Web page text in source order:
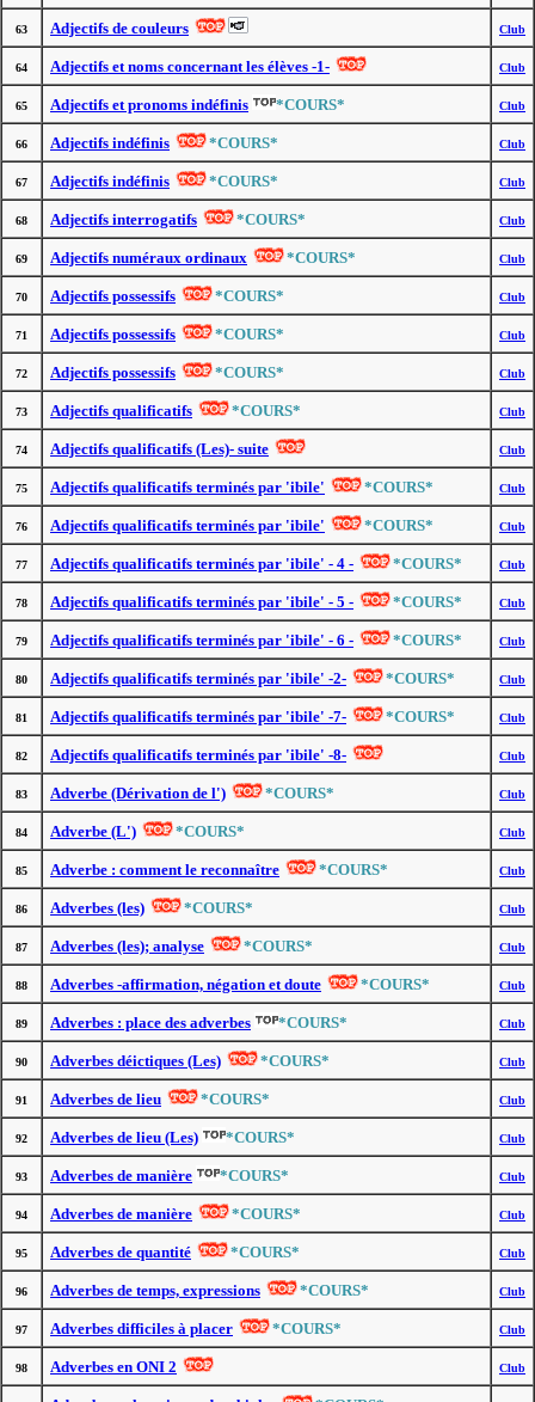
63 Adjectifs de couleurs Club
64 Adjectifs et noms concernant les élèves -1- Club
65 Adjectifs et pronoms indéfinis *COURS* Club
66 Adjectifs indéfinis *COURS* Club
67 Adjectifs indéfinis *COURS* Club
68 Adjectifs interrogatifs *COURS* Club
69 Adjectifs numéraux ordinaux *COURS* Club
70 Adjectifs possessifs *COURS* Club
71 Adjectifs possessifs *COURS* Club
72 Adjectifs possessifs *COURS* Club
73 Adjectifs qualificatifs *COURS* Club
74 Adjectifs qualificatifs (Les)- suite Club
75 Adjectifs qualificatifs terminés par 'ibile' *COURS* Club
76 Adjectifs qualificatifs terminés par 'ibile' *COURS* Club
77 Adjectifs qualificatifs terminés par 'ibile' - 4 - *COURS* Club
78 Adjectifs qualificatifs terminés par 'ibile' - 5 - *COURS* Club
79 Adjectifs qualificatifs terminés par 'ibile' - 6 - *COURS* Club
80 Adjectifs qualificatifs terminés par 'ibile' -2- *COURS* Club
81 Adjectifs qualificatifs terminés par 'ibile' -7- *COURS* Club
82 Adjectifs qualificatifs terminés par 'ibile' -8- Club
83 Adverbe (Dérivation de l') *COURS* Club
84 Adverbe (L') *COURS* Club
85 Adverbe : comment le reconnaître *COURS* Club
86 Adverbes (les) *COURS* Club
87 Adverbes (les); analyse *COURS* Club
88 Adverbes -affirmation, négation et doute *COURS* Club
89 Adverbes : place des adverbes *COURS* Club
90 Adverbes déictiques (Les) *COURS* Club
91 Adverbes de lieu *COURS* Club
92 Adverbes de lieu (Les) *COURS* Club
93 Adverbes de manière *COURS* Club
94 Adverbes de manière *COURS* Club
95 Adverbes de quantité *COURS* Club
96 Adverbes de temps, expressions *COURS* Club
97 Adverbes difficiles à placer *COURS* Club
98 Adverbes en ONI 2 Club